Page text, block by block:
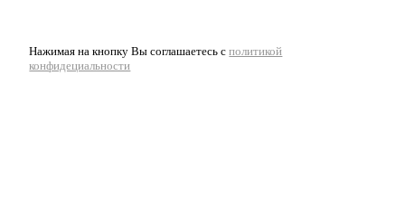
Нажимая на кнопку Вы соглашаетесь сполитикой
конфидециальности